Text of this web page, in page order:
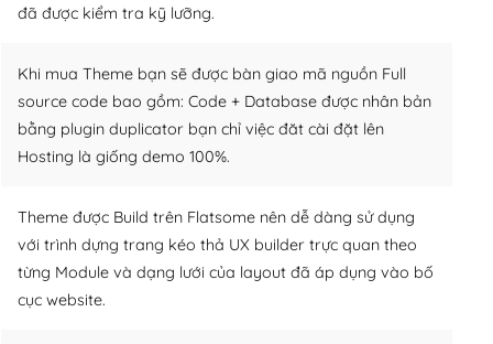
đã được kiểm tra kỹ lưỡng.
Khi mua Theme bạn sẽ được bàn giao mã nguồn Full
source code bao gồm: Code + Database được nhân bản
bằng plugin duplicator bạn chỉ việc đăt cài đặt lên
Hosting là giống demo 100%.
Theme được Build trên Flatsome nên dễ dàng sử dụng
với trình dựng trang kéo thả UX builder trực quan theo
từng Module và dạng lưới của layout đã áp dụng vào bố
cục website.